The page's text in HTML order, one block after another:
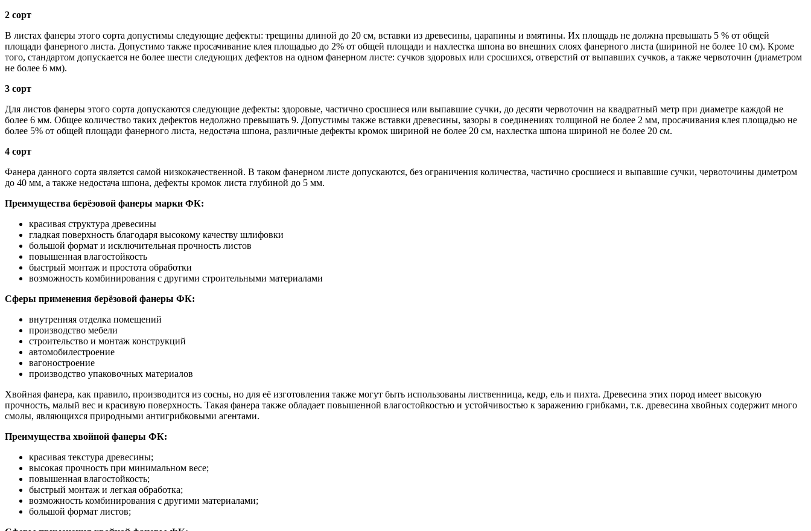
2 сорт
В листах фанеры этого сорта допустимы следующие дефекты: трещины длиной до 20 см, вставки из древесины, царапины и вмятины. Их площадь не должна превышать 5 % от общей
площади фанерного листа. Допустимо также просачивание клея площадью до 2% от общей площади и нахлестка шпона во внешних слоях фанерного листа (шириной не более 10 см). Кроме
того, стандартом допускается не более шести следующих дефектов на одном фанерном листе: сучков здоровых или сросшихся, отверстий от выпавших сучков, а также червоточин (диаметром
не более 6 мм).
3 сорт
Для листов фанеры этого сорта допускаются следующие дефекты: здоровые, частично сросшиеся или выпавшие сучки, до десяти червоточин на квадратный метр при диаметре каждой не
более 6 мм. Общее количество таких дефектов недолжно превышать 9. Допустимы также вставки древесины, зазоры в соединениях толщиной не более 2 мм, просачивания клея площадью не
более 5% от общей площади фанерного листа, недостача шпона, различные дефекты кромок шириной не более 20 см, нахлестка шпона шириной не более 20 см.
4 сорт
Фанера данного сорта является самой низкокачественной. В таком фанерном листе допускаются, без ограничения количества, частично сросшиеся и выпавшие сучки, червоточины диметром
до 40 мм, а также недостача шпона, дефекты кромок листа глубиной до 5 мм.
Преимущества берёзовой фанеры марки ФК:
красивая структура древесины
гладкая поверхность благодаря высокому качеству шлифовки
большой формат и исключительная прочность листов
повышенная влагостойкость
быстрый монтаж и простота обработки
возможность комбинирования с другими строительными материалами
Сферы применения берёзовой фанеры ФК:
внутренняя отделка помещений
производство мебели
строительство и монтаж конструкций
автомобилестроение
вагоностроение
производство упаковочных материалов
Хвойная фанера, как правило, производится из сосны, но для её изготовления также могут быть использованы лиственница, кедр, ель и пихта. Древесина этих пород имеет высокую
прочность, малый вес и красивую поверхность. Такая фанера также обладает повышенной влагостойкостью и устойчивостью к заражению грибками, т.к. древесина хвойных содержит много
смолы, являющихся природными антигрибковыми агентами.
Преимущества хвойной фанеры ФК:
красивая текстура древесины;
высокая прочность при минимальном весе;
повышенная влагостойкость;
быстрый монтаж и легкая обработка;
возможность комбинирования с другими материалами;
большой формат листов;